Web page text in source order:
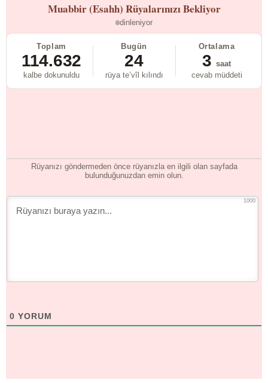
Muabbir (Esahh) Rüyalarınızı Bekliyor
dinleniyor
Toplam
114.632
kalbe dokunuldu
Bugün
24
rüya te’vîl kılındı
Ortalama
3 saat
cevab müddeti
Rüyanızı göndermeden önce rüyanızla en ilgili olan sayfada
bulunduğunuzdan emin olun.
1000
0 YORUM